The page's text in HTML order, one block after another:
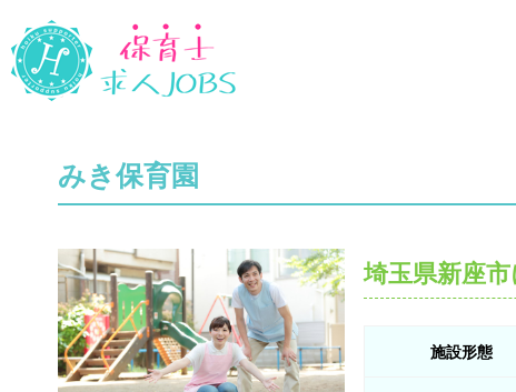
みき保育園
埼玉県新座市
施設形態